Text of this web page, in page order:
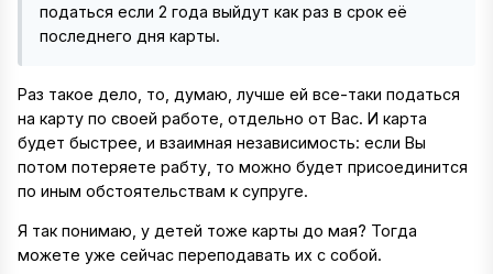
податься если 2 года выйдут как раз в срок её
последнего дня карты.
Раз такое дело, то, думаю, лучше ей все-таки податься
на карту по своей работе, отдельно от Вас. И карта
будет быстрее, и взаимная независимость: если Вы
потом потеряете рабту, то можно будет присоединится
по иным обстоятельствам к супруге.
Я так понимаю, у детей тоже карты до мая? Тогда
можете уже сейчас переподавать их с собой.